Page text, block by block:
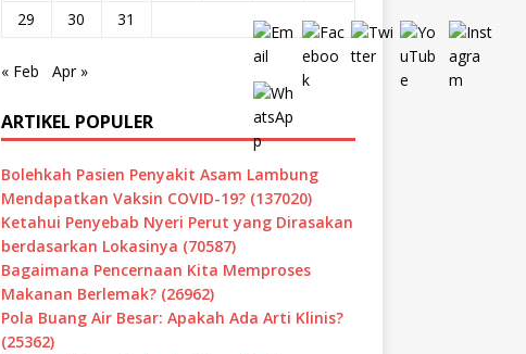
29
30 31
« Feb Apr »
ARTIKEL POPULER
Bolehkah Pasien Penyakit Asam Lambung
Mendapatkan Vaksin COVID-19? (137020)
Ketahui Penyebab Nyeri Perut yang Dirasakan
berdasarkan Lokasinya (70587)
Bagaimana Pencernaan Kita Memproses
Makanan Berlemak? (26962)
Pola Buang Air Besar: Apakah Ada Arti Klinis?
(25362)